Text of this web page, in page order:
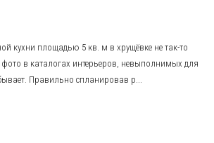
кухни площадью 5 кв. м в хрущёвке не так-то
фото в каталогах интерьеров, невыполнимых для
Правильно спланировав р...